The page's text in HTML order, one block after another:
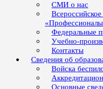
СМИ о нас
Федеральные
Учебно-
Контакты
Сведения об
Войска
Основные